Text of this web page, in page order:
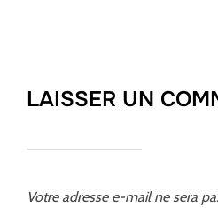
LAISSER UN
Votre adresse e-mail ne sera